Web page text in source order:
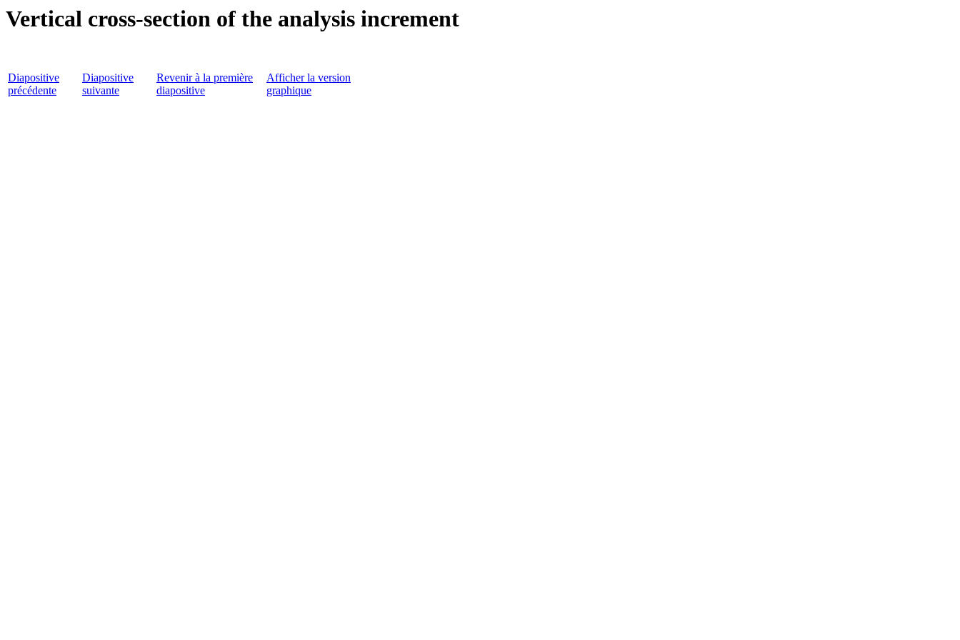
Vertical cross-section of the analysis increment
Diapositive
précédente
Diapositive
suivante
Revenir à la première
diapositive
Afficher la version
graphique